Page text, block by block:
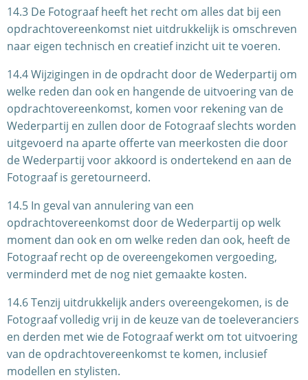
14.3 De Fotograaf heeft het recht om alles dat bij een
opdrachtovereenkomst niet uitdrukkelijk is omschreven
naar eigen technisch en creatief inzicht uit te voeren.
14.4 Wijzigingen in de opdracht door de Wederpartij om
welke reden dan ook en hangende de uitvoering van de
opdrachtovereenkomst, komen voor rekening van de
Wederpartij en zullen door de Fotograaf slechts worden
uitgevoerd na aparte offerte van meerkosten die door
de Wederpartij voor akkoord is ondertekend en aan de
Fotograaf is geretourneerd.
14.5 In geval van annulering van een
opdrachtovereenkomst door de Wederpartij op welk
moment dan ook en om welke reden dan ook, heeft de
Fotograaf recht op de overeengekomen vergoeding,
verminderd met de nog niet gemaakte kosten.
14.6 Tenzij uitdrukkelijk anders overeengekomen, is de
Fotograaf volledig vrij in de keuze van de toeleveranciers
en derden met wie de Fotograaf werkt om tot uitvoering
van de opdrachtovereenkomst te komen, inclusief
modellen en stylisten.